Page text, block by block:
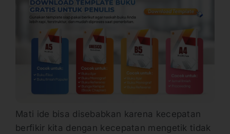
Mati ide bisa disebabkan karena kecepatan
berfikir kita dengan kecepatan mengetik tidak